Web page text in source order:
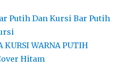
Putih Dan Kursi Bar Putih
KURSI WARNA PUTIH
Hitam